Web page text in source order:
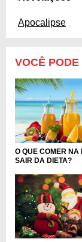
Apocalipse
VOCÊ PODE
O QUE COMER NA
SAIR DA DIETA?